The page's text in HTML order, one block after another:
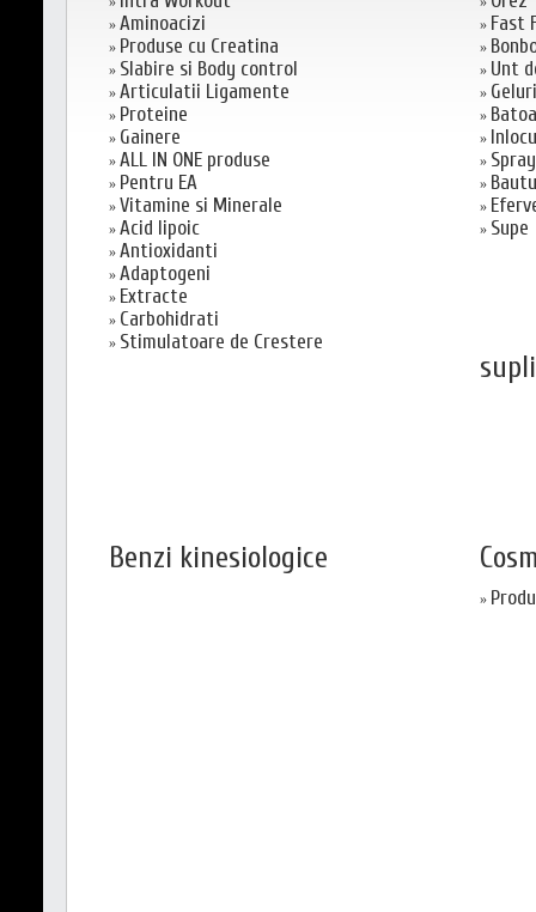
» Aminoacizi
» Produse cu Creatina
» Slabire si Body control
» Articulatii Ligamente
» Proteine
» Gainere
» ALL IN ONE produse
» Pentru EA
» Vitamine si Minerale
» Acid lipoic
» Antioxidanti
» Adaptogeni
» Extracte
» Carbohidrati
» Stimulatoare de Crestere
» Fast
»
» Unt
»
»
»
»
»
»
» Supe
Benzi kinesiologice
»